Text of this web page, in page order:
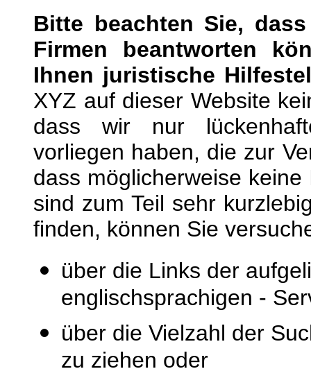
Bitte beachten Sie,
Firmen beantworten
Ihnen juristische
XYZ auf dieser Website
dass wir nur
vorliegen haben, die zur
dass möglicherweise
sind zum Teil sehr
finden, können Sie
über die Links der
englischsprachigen -
über die Vielzahl der
zu ziehen oder